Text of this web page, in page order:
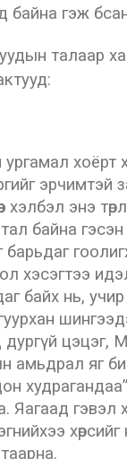
байна гэж
талаар
хоёрт
эрчимтэй
хэлбэл энэ
байна гэсэн
хэсэгтээ
байх нь, учир
цэцэг,
амьдрал яг
худрагандаа”
Яагаад гэвэл